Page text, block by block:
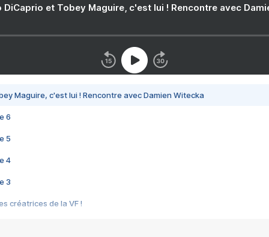
DiCaprio et Tobey Maguire, c'est lui ! Rencontre avec
Maguire, c'est lui ! Rencontre avec Damien Witecka
6
5
4
3
créatrices de la VF !